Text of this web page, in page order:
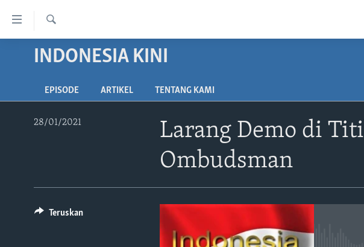
Akses
Konten
BERANDA
VIDEO
POLYGRAPH
INDONESIA KINI
EPISODE ARTIKEL TENTANG KAMI
Larang Demo di
Ombudsman
28/01/2021
Teruskan